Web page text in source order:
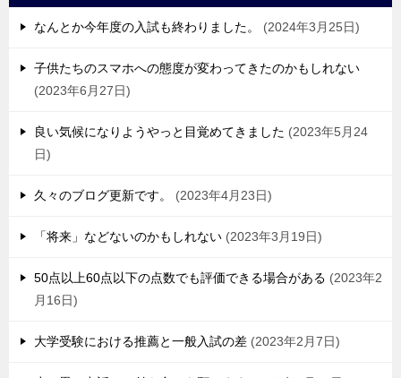
なんとか今年度の入試も終わりました。 2024年3月25日
子供たちのスマホへの態度が変わってきたのかもしれない
2023年6月27日
良い気候になりようやっと目覚めてきました
2023年5月24
日
久々のブログ更新です。 2023年4月23日
「将来」などないのかもしれない 2023年3月19日
50点以上60点以下の点数でも評価できる場合がある
2023年2
月16日
大学受験における推薦と一般入試の差 2023年2月7日